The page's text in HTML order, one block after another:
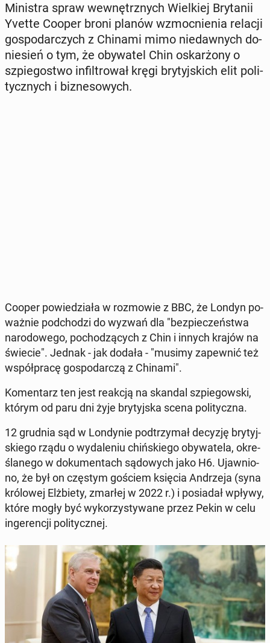
Mi­ni­stra spraw we­wnętrz­nych Wiel­kiej Bry­ta­nii
Yvette Cooper broni planów wzmoc­nie­nia relacji
go­spo­dar­czych z Chinami mimo nie­daw­nych do­
nie­sień o tym, że oby­wa­tel Chin oskar­żo­ny o
szpie­go­stwo in­fil­tro­wał kręgi bry­tyj­skich elit po­li­
tycz­nych i biz­ne­so­wych.
Cooper po­wie­dzia­ła w roz­mo­wie z BBC, że Londyn po­
waż­nie pod­cho­dzi do wyzwań dla "bez­pie­czeń­stwa
na­ro­do­we­go, po­cho­dzą­cych z Chin i innych krajów na
świecie". Jednak - jak dodała - "musimy za­pew­nić też
współ­pra­cę go­spo­dar­czą z Chinami".
Ko­men­tarz ten jest reakcją na skandal szpie­gow­ski,
którym od paru dni żyje bry­tyj­ska scena po­li­tycz­na.
12 grudnia sąd w Lon­dy­nie pod­trzy­mał decyzję bry­tyj­
skie­go rządu o wy­da­le­niu chiń­skie­go oby­wa­te­la, okre­
śla­ne­go w do­ku­men­tach są­do­wych jako H6. Ujaw­nio­
no, że był on częstym gościem księcia An­drze­ja (syna
kró­lo­wej Elż­bie­ty, zmarłej w 2022 r.) i po­sia­dał wpływy,
które mogły być wy­ko­rzy­sty­wa­ne przez Pekin w celu
in­ge­ren­cji po­li­tycz­nej.